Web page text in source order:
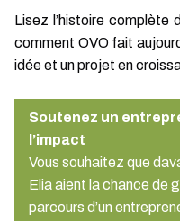
Lisez l’histoire complète
comment OVO fait
idée et un projet en
Soutenez un
l’impact
Vous souhaitez que
Elia aient la chance de
parcours d’un